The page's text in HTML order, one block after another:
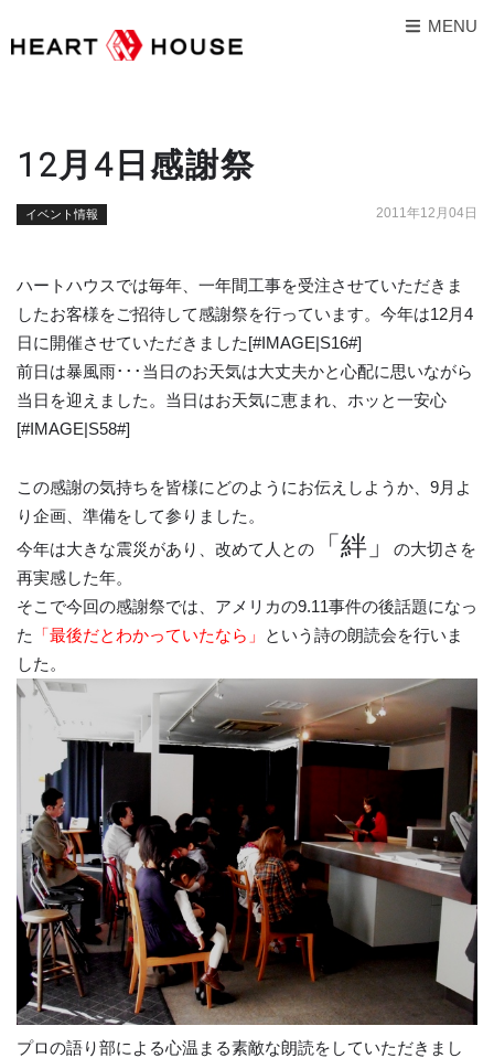
MENU
12月4日感謝祭
イベント情報 2011年12月04日
ハートハウスでは毎年、一年間工事を受注させていただきま
したお客様をご招待して感謝祭を行っています。今年は12月4
日に開催させていただきました[#IMAGE|S16#]
前日は暴風雨･･･当日のお天気は大丈夫かと心配に思いながら
当日を迎えました。当日はお天気に恵まれ、ホッと一安心
[#IMAGE|S58#]
この感謝の気持ちを皆様にどのようにお伝えしようか、9月よ
り企画、準備をして参りました。
今年は大きな震災があり、改めて人との
「絆」
の大切さを
再実感した年。
そこで今回の感謝祭では、アメリカの9.11事件の後話題になっ
た
「最後だとわかっていたなら」
という詩の朗読会を行いま
した。
プロの語り部による心温まる素敵な朗読をしていただきまし